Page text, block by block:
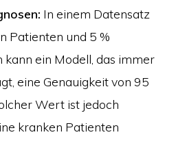
In einem Datensatz
Patienten und 5 %
ein Modell, das immer
eine Genauigkeit von 95
Wert ist jedoch
kranken Patienten